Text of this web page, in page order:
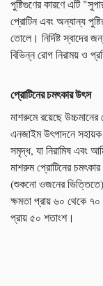
পুষ্টিগুণের কারণে এটি
প্রোটিন এবং অন্যান্য
তোলে। নির্দিষ্ট স্বাদের
বিভিন্ন রোগ নিরাময় ও
প্রোটিনের চমৎকার উৎস
মাশরুমে রয়েছে উচ্চমানের
এনজাইম উৎপাদনে
সমৃদ্ধ, যা নিরামিষ এবং
মাশরুম প্রোটিনের
(শুকনো ওজনের ভিত্তিতে)
ক্ষমতা প্রায় ৬০ থেকে ৭০
প্রায় ৫০ শতাংশ।